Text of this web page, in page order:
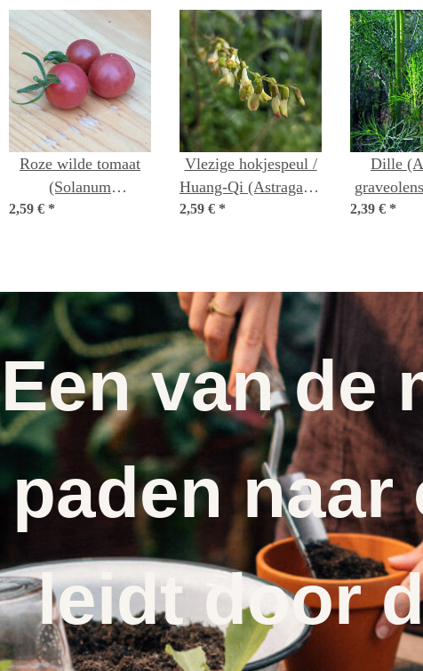
Roze wilde tomaat
(Solanum
pimpinellifolium)
2,59 € *
Vlezige hokjespeul /
Huang-Qi (Astragalus
membranaceus)
2,59 € *
Dille
2,39 € *
Een van de
paden naar
leidt door